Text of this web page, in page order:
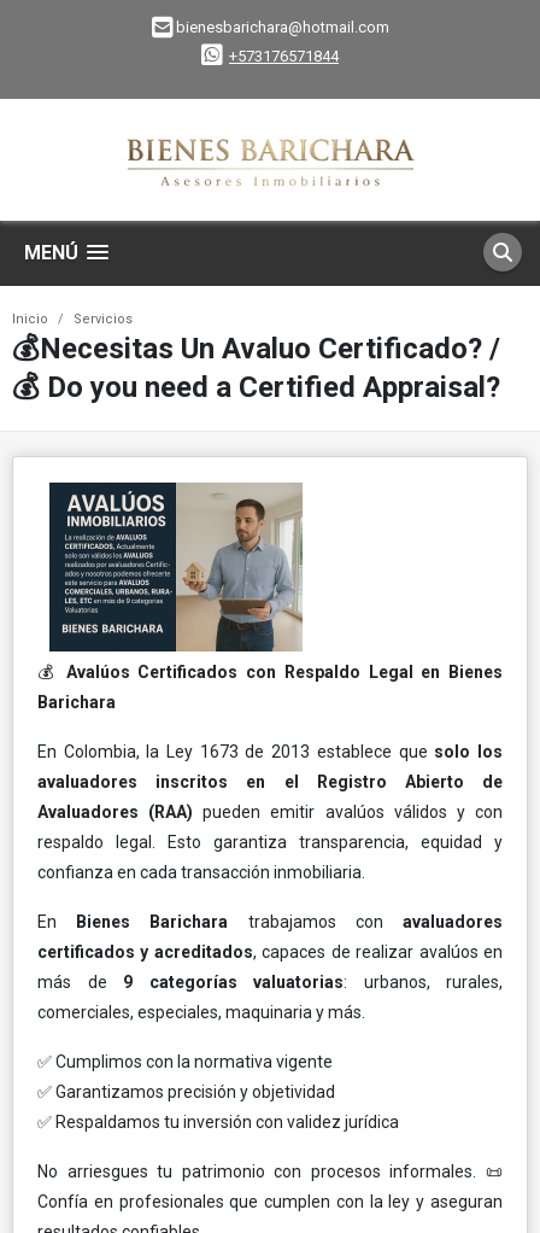
bienesbarichara@hotmail.com
+573176571844
MENÚ
Inicio Servicios
💰Necesitas Un Avaluo Certificado? /
💰 Do you need a Certified Appraisal?
💰 Avalúos Certificados con Respaldo Legal en Bienes
Barichara
En Colombia, la Ley 1673 de 2013 establece que solo los
avaluadores inscritos en el Registro Abierto de
Avaluadores (RAA) pueden emitir avalúos válidos y con
respaldo legal. Esto garantiza transparencia, equidad y
confianza en cada transacción inmobiliaria.
En Bienes Barichara trabajamos conavaluadores
certificados y acreditados, capaces de realizar avalúos en
más de 9 categorías valuatorias: urbanos, rurales,
comerciales, especiales, maquinaria y más.
✅ Cumplimos con la normativa vigente
✅ Garantizamos precisión y objetividad
✅ Respaldamos tu inversión con validez jurídica
No arriesgues tu patrimonio con procesos informales. 📜
Confía en profesionales que cumplen con la ley y aseguran